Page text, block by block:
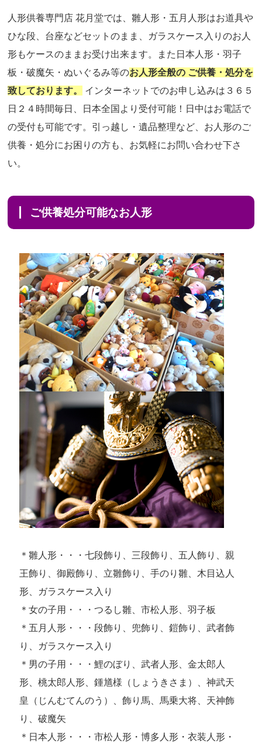
人形供養専門店 花月堂では、雛人形・五月人形はお道具や
ひな段、台座などセットのまま、ガラスケース入りのお人
形もケースのままお受け出来ます。また日本人形・羽子
板・破魔矢・ぬいぐるみ等のお人形全般の ご供養・処分を
致しております。
インターネットでのお申し込みは３６５
日２４時間毎日、日本全国より受付可能！日中はお電話で
の受付も可能です。引っ越し・遺品整理など、お人形のご
供養・処分にお困りの方も、お気軽にお問い合わせ下さ
い。
ご供養処分可能なお人形
＊雛人形・・・七段飾り、三段飾り、五人飾り、親
王飾り、御殿飾り、立雛飾り、手のり雛、木目込人
形、ガラスケース入り
＊女の子用・・・つるし雛、市松人形、羽子板
＊五月人形・・・段飾り、兜飾り、鎧飾り、武者飾
り、ガラスケース入り
＊男の子用・・・鯉のぼり、武者人形、金太郎人
形、桃太郎人形、鍾馗様（しょうきさま）、神武天
皇（じんむてんのう）、飾り馬、馬乗大将、天神飾
り、破魔矢
＊日本人形・・・市松人形・博多人形・衣装人形・